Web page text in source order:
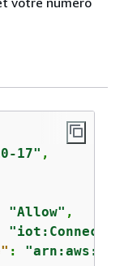
17" ,
"Allow" ,
"iot:Connect"
: